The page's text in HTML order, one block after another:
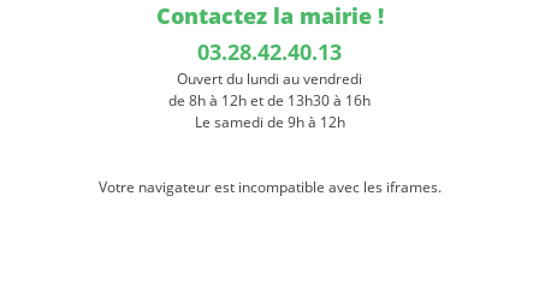
Contactez la mairie !
03.28.42.40.13
Ouvert du lundi au vendredi
de 8h à 12h et de 13h30 à 16h
Le samedi de 9h à 12h
Votre navigateur est incompatible avec les iframes.